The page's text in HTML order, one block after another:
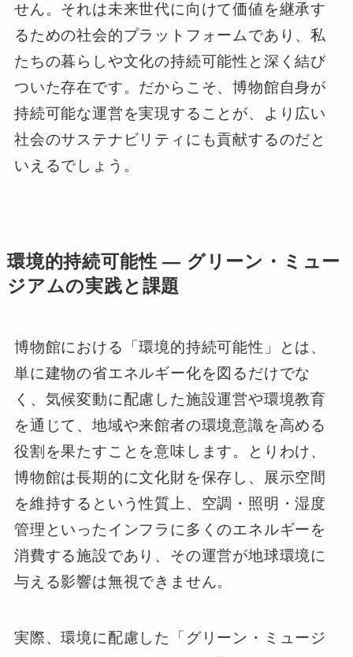
せん。それは未来世代に向けて価値を継承す
るための社会的プラットフォームであり、私
たちの暮らしや文化の持続可能性と深く結び
ついた存在です。だからこそ、博物館自身が
持続可能な運営を実現することが、より広い
社会のサステナビリティにも貢献するのだと
いえるでしょう。
環境的持続可能性 ― グリーン・ミュー
ジアムの実践と課題
博物館における「環境的持続可能性」とは、
単に建物の省エネルギー化を図るだけでな
く、気候変動に配慮した施設運営や環境教育
を通じて、地域や来館者の環境意識を高める
役割を果たすことを意味します。とりわけ、
博物館は長期的に文化財を保存し、展示空間
を維持するという性質上、空調・照明・湿度
管理といったインフラに多くのエネルギーを
消費する施設であり、その運営が地球環境に
与える影響は無視できません。
実際、環境に配慮した「グリーン・ミュージ